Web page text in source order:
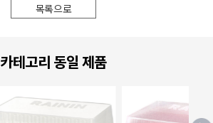
목록으로
카테고리 동일 제품